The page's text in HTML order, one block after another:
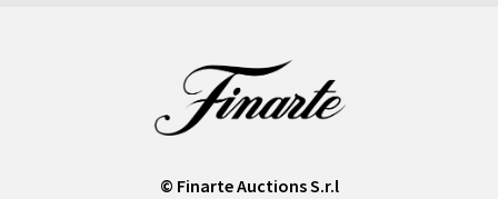
© Finarte Auctions S.r.l